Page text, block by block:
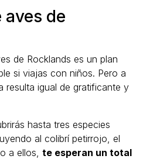
aves de
de Rocklands es un plan
si viajas con niños. Pero a
resulta igual de gratificante y
hasta tres especies
al colibrí petirrojo, el
a ellos, te esperan un total